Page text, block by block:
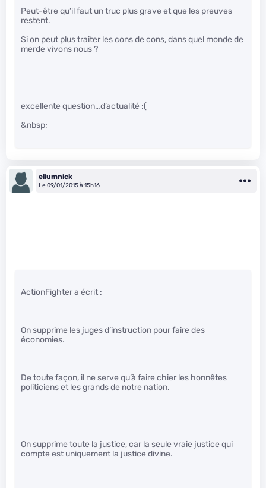
Peut-être qu’il faut un truc plus grave et que les preuves
restent.
Si on peut plus traiter les cons de cons, dans quel monde de
merde vivons nous ?
excellente question…d’actualité :(
&nbsp;
eliumnick
Le 09/01/2015 à 15h16
ActionFighter a écrit :
On supprime les juges d’instruction pour faire des
économies.
De toute façon, il ne serve qu’à faire chier les honnêtes
politiciens et les grands de notre nation.
On supprime toute la justice, car la seule vraie justice qui
compte est uniquement la justice divine.